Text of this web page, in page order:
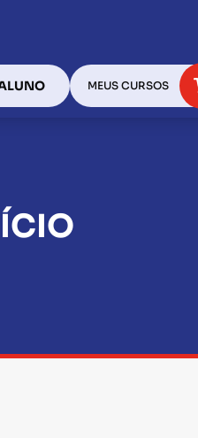
MEUS CURSOS